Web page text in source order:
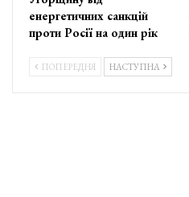
енергетичних санкцій
проти Росії на один рік
ПОПЕРЕДНЯ НАСТУПНА